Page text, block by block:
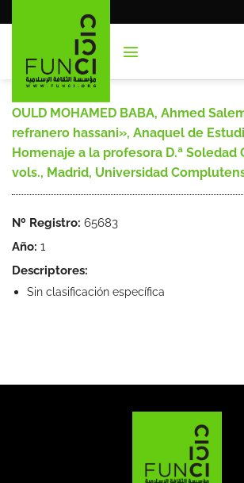
al
OULD MOHAMED BABA, Ahmed
refranero hassani», Anaquel de
Homenaje a la profesora D.ª Soledad
vols., Madrid, Universidad
Nº Registro: 65683
Año: 1
Descriptores:
Sin clasificación específica